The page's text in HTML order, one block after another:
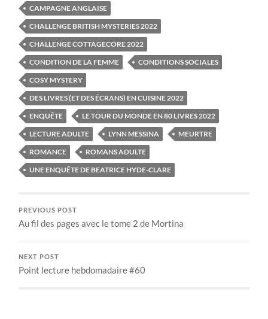
CAMPAGNE ANGLAISE
CHALLENGE BRITISH MYSTERIES 2022
CHALLENGE COTTAGECORE 2022
CONDITION DE LA FEMME
CONDITIONS SOCIALES
COSY MYSTERY
DES LIVRES (ET DES ÉCRANS) EN CUISINE 2022
ENQUÊTE
LE TOUR DU MONDE EN 80 LIVRES 2022
LECTURE ADULTE
LYNN MESSINA
MEURTRE
ROMANCE
ROMANS ADULTE
UNE ENQUÊTE DE BEATRICE HYDE-CLARE
PREVIOUS POST
Au fil des pages avec le tome 2 de Mortina
NEXT POST
Point lecture hebdomadaire #60